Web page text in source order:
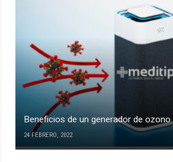
Beneficios de un generador de ozono
24 FEBRERO, 2022